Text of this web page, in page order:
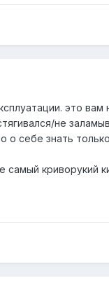
это вам
не
себе знать
криворукий